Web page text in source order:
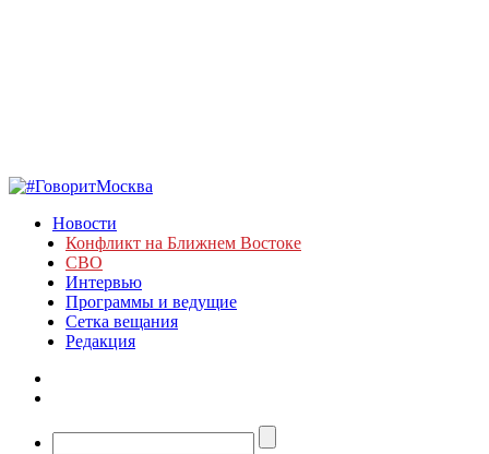
Новости
Конфликт на Ближнем Востоке
СВО
Интервью
Программы и ведущие
Сетка вещания
Редакция